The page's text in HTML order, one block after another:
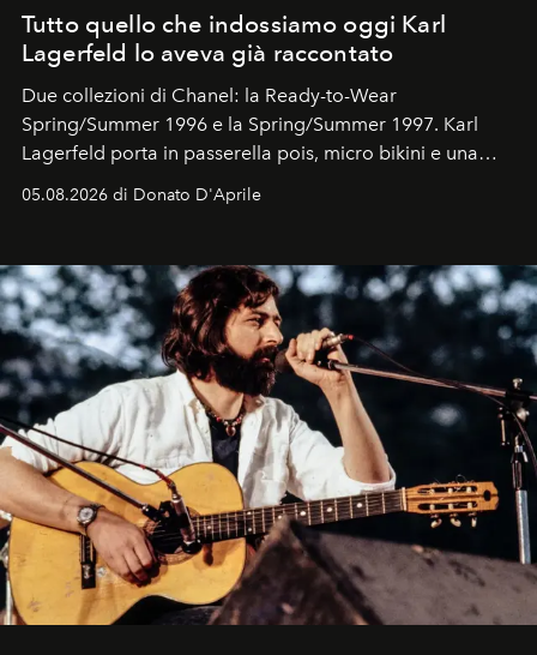
Tutto quello che indossiamo oggi Karl
Lagerfeld lo aveva già raccontato
Due collezioni di Chanel: la Ready-to-Wear
Spring/Summer 1996 e la Spring/Summer 1997. Karl
Lagerfeld porta in passerella pois, micro bikini e una
logomania pensata per la spiaggia
Kate, Claudia e Carla una dietro l'altra. Trent'anni dopo,
uno dei documenti più contemporanei che abbiamo.
05.08.2026 di Donato D'Aprile